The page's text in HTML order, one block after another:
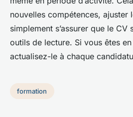
nouvelles compétences, ajuster
simplement s’assurer que le CV
outils de lecture. Si vous êtes
actualisez-le à chaque
formation